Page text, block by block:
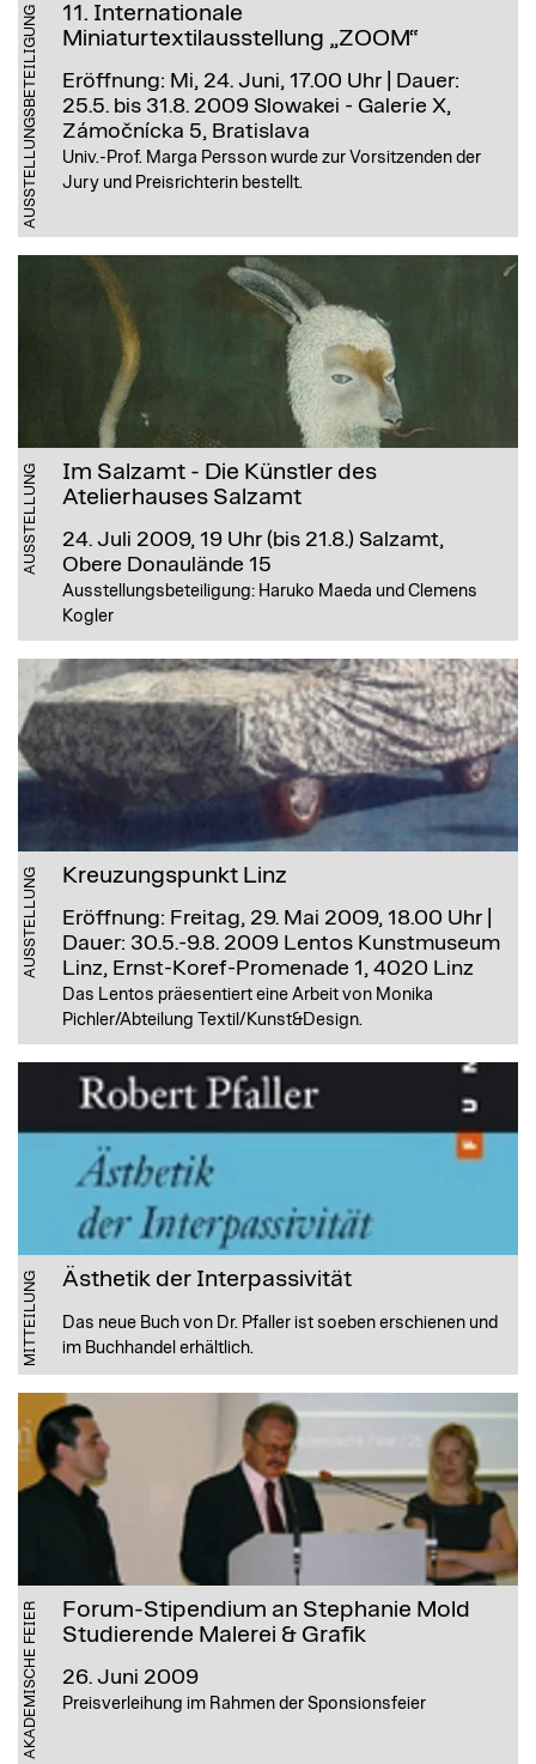
AUSSTELLUNGSBETEILIGUNG
11. Internationale
Miniaturtextilausstellung „ZOOM“
Eröffnung: Mi, 24. Juni, 17.00 Uhr | Dauer:
25.5. bis 31.8. 2009 Slowakei - Galerie X,
Zámočnícka 5, Bratislava
Univ.-Prof. Marga Persson wurde zur Vorsitzenden der
Jury und Preisrichterin bestellt.
AUSSTELLUNG
Im Salzamt - Die Künstler des
Atelierhauses Salzamt
24. Juli 2009, 19 Uhr (bis 21.8.) Salzamt,
Obere Donaulände 15
Ausstellungsbeteiligung: Haruko Maeda und Clemens
Kogler
AUSSTELLUNG Kreuzungspunkt Linz
Eröffnung: Freitag, 29. Mai 2009, 18.00 Uhr |
Dauer: 30.5.-9.8. 2009 Lentos Kunstmuseum
Linz, Ernst-Koref-Promenade 1, 4020 Linz
Das Lentos präesentiert eine Arbeit von Monika
Pichler/Abteilung Textil/Kunst&Design.
MITTEILUNG Ästhetik der Interpassivität
Das neue Buch von Dr. Pfaller ist soeben erschienen und
im Buchhandel erhältlich.
AKADEMISCHE FEIER
Forum-Stipendium an Stephanie Mold
Studierende Malerei & Grafik
26. Juni 2009
Preisverleihung im Rahmen der Sponsionsfeier